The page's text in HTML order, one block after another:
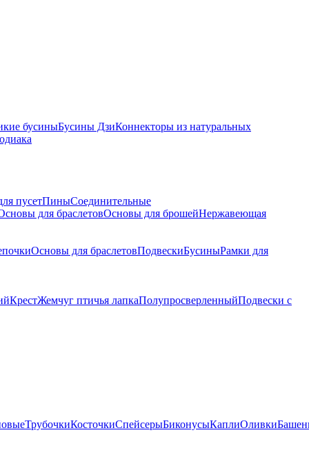
бусиныБусины ДзиКоннекторы из натуральных
пусетПиныСоединительные
для браслетовОсновы для брошейНержавеющая
Основы для браслетовПодвескиБусиныРамки для
КрестЖемчуг птичья лапкаПолупросверленныйПодвески с
ТрубочкиКосточкиСпейсерыБиконусыКаплиОливки